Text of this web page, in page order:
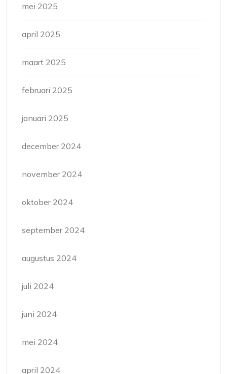
mei 2025
april 2025
maart 2025
februari 2025
januari 2025
december 2024
november 2024
oktober 2024
september 2024
augustus 2024
juli 2024
juni 2024
mei 2024
april 2024